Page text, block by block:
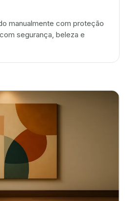
manualmente com proteção
segurança, beleza e